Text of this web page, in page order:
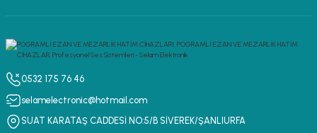
0532 175 76 46
selamelectronic@hotmail.com
SUAT KARATAŞ CADDESİ NO:5/B SİVEREK/ŞANLIURFA